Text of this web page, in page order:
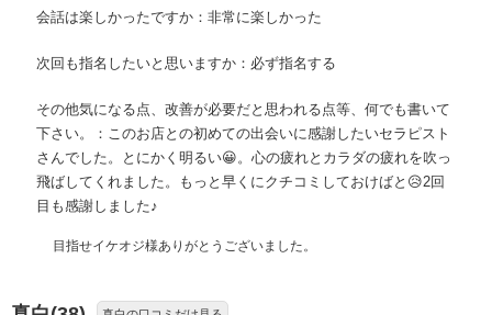
会話は楽しかったですか：非常に楽しかった
次回も指名したいと思いますか：必ず指名する
その他気になる点、改善が必要だと思われる点等、何でも書いて
下さい。：このお店との初めての出会いに感謝したいセラピスト
さんでした。とにかく明るい😀。心の疲れとカラダの疲れを吹っ
飛ばしてくれました。もっと早くにクチコミしておけばと😥2回
目も感謝しました♪
目指せイケオジ様ありがとうございました。